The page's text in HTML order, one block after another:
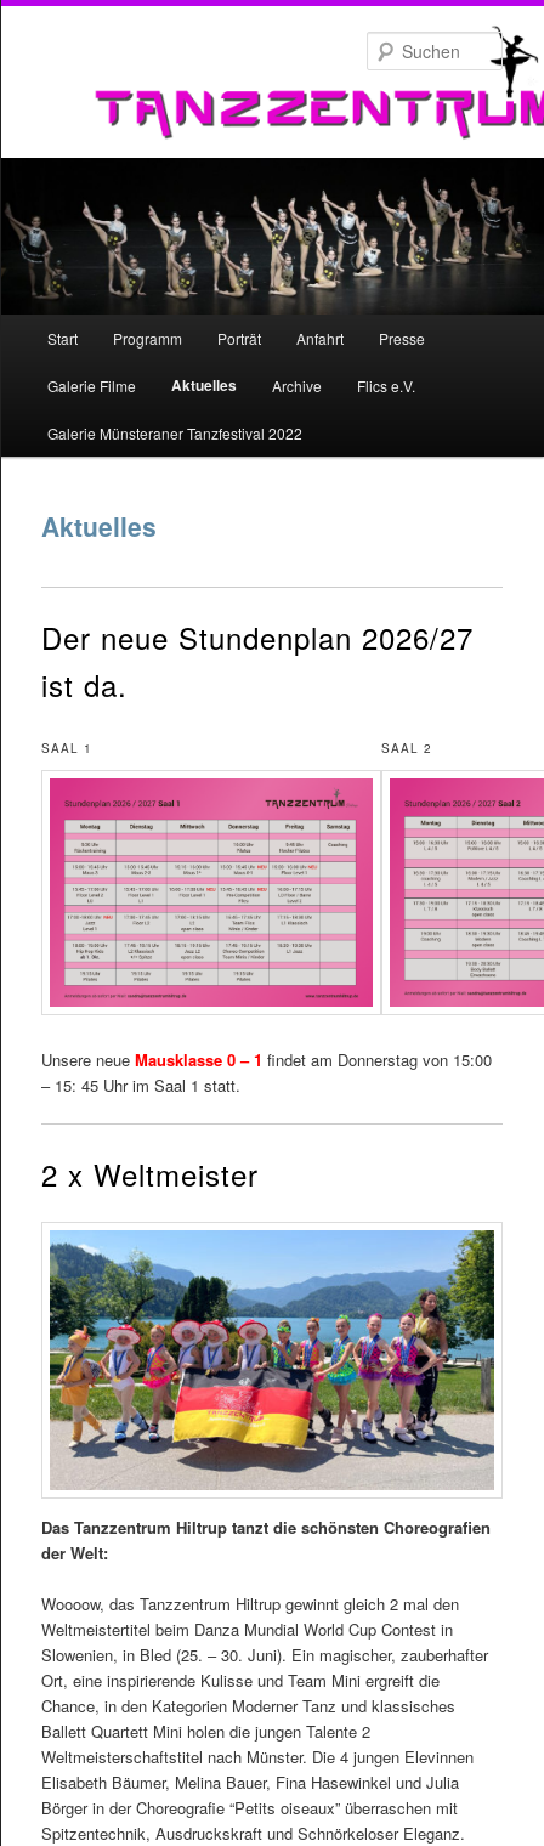
Zum
primären
Inhalt
Start Programm Porträt Anfahrt Presse
Galerie Filme Aktuelles Archive Flics e.V.
Galerie Münsteraner Tanzfestival 2022
Aktuelles
Der neue Stundenplan 2026/27
ist da.
SAAL 1 SAAL 2
Unsere neueMausklasse 0 – 1 findet am Donnerstag von 15:00
– 15: 45 Uhr im Saal 1 statt.
2 x Weltmeister
Das Tanzzentrum Hiltrup tanzt die schönsten Choreografien
der Welt:
Woooow, das Tanzzentrum Hiltrup gewinnt gleich 2 mal den
Weltmeistertitel beim Danza Mundial World Cup Contest in
Slowenien, in Bled (25. – 30. Juni). Ein magischer, zauberhafter
Ort, eine inspirierende Kulisse und Team Mini ergreift die
Chance, in den Kategorien Moderner Tanz und klassisches
Ballett Quartett Mini holen die jungen Talente 2
Weltmeisterschaftstitel nach Münster. Die 4 jungen Elevinnen
Elisabeth Bäumer, Melina Bauer, Fina Hasewinkel und Julia
Börger in der Choreografie “Petits oiseaux” überraschen mit
Spitzentechnik, Ausdruckskraft und Schnörkeloser Eleganz.